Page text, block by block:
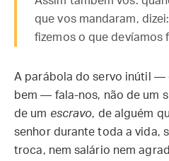
que vos mandaram,
fizemos o que devíamos
A parábola do servo inútil —
bem — fala-nos, não de um
de um escravo, de alguém
senhor durante toda a vida,
troca, nem salário nem